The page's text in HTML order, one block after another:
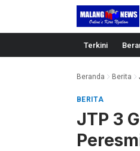
Langsung ke konten
Terkini
Beranda Berita
BERITA
JTP 3